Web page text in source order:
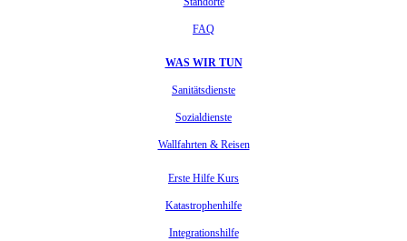
FAQ
WAS WIR TUN
Sanitätsdienste
Sozialdienste
Wallfahrten & Reisen
Erste Hilfe Kurs
Katastrophenhilfe
Integrationshilfe